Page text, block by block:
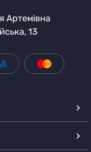
Артемівна
13